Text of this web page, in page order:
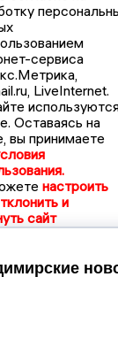
на
тысяч
2017 ©
«Информационное
сервиса
LiveInternet.
Оставаясь на
вы принимаете
настроить
и
сайт
Принять